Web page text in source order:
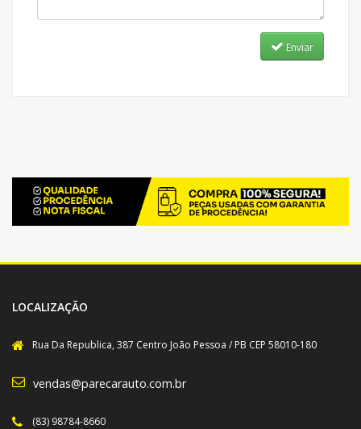
Enviar
LOCALIZAÇÃO
Rua Da Republica, 387 Centro João Pessoa / PB CEP 58010-180
vendas@parecarauto.com.br
(83) 98784-8660